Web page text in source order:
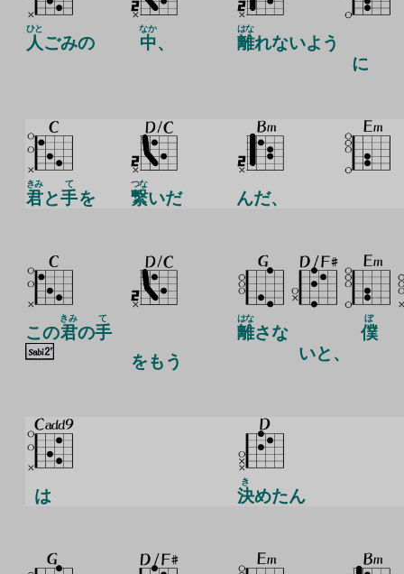
人
ひと
ごみの 中
なか
、 離
はな
れないよう
に
君
きみ
と手
て
を 繋
つな
いだ んだ、
この君
きみ
の手
て
をもう
離
はな
さな
いと、
僕
ぼ
は 決
き
めたん